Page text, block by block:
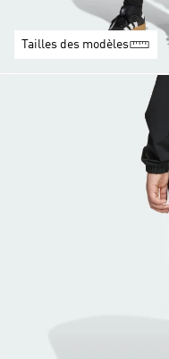
Tailles des modèles